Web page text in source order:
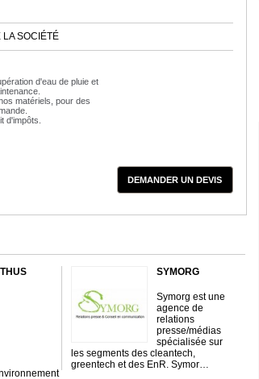
SOCIÉTÉ
DEMANDER UN DEVIS
d'eau de pluie et
matériels, pour des
d'impôts.
SYMORG
Symorg est une
agence de
relations
presse/médias
spécialisée sur
les segments des cleantech,
greentech et des EnR. Symor…